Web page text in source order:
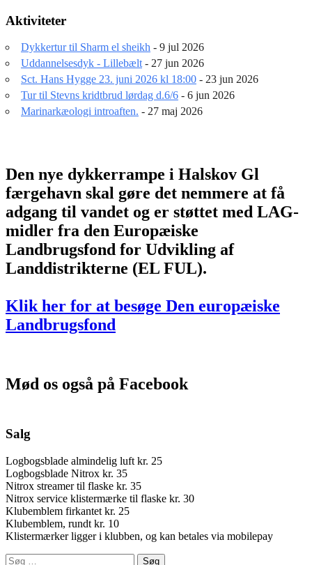
Aktiviteter
Dykkertur til Sharm el sheikh - 9 jul 2026
Uddannelsesdyk - Lillebælt - 27 jun 2026
Sct. Hans Hygge 23. juni 2026 kl 18:00 - 23 jun 2026
Tur til Stevns kridtbrud lørdag d.6/6 - 6 jun 2026
Marinarkæologi introaften. - 27 maj 2026
Den nye dykkerrampe i Halskov Gl
færgehavn skal gøre det nemmere at få
adgang til vandet og er støttet med LAG-
midler fra den Europæiske
Landbrugsfond for Udvikling af
Landdistrikterne (EL FUL).
Klik her for at besøge Den europæiske
Landbrugsfond
Mød os også på Facebook
Salg
Logbogsblade almindelig luft kr. 25
Logbogsblade Nitrox kr. 35
Nitrox streamer til flaske kr. 35
Nitrox service klistermærke til flaske kr. 30
Klubemblem firkantet kr. 25
Klubemblem, rundt kr. 10
Klistermærker ligger i klubben, og kan betales via mobilepay
Søg